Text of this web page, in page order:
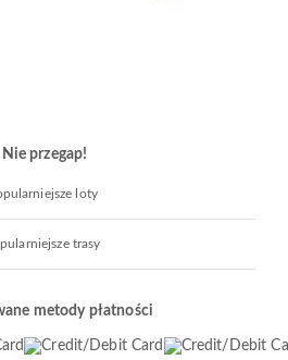
Nie przegap!
loty
trasy
metody płatności